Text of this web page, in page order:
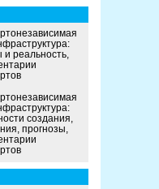
реальность,
создания,
прогнозы,